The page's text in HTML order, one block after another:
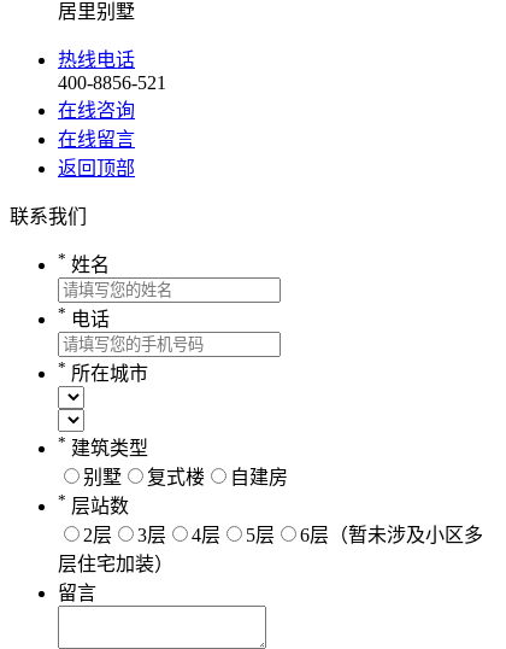
居里别墅
热线电话
400-8856-521
在线咨询
在线留言
返回顶部
联系我们
* 姓名
* 电话
* 所在城市
* 建筑类型
别墅
复式楼 自建房
* 层站数
2层
3层 4层 5层
6层（暂未涉及小区多
层住宅加装）
留言